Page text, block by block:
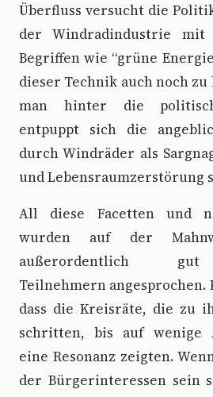
Überfluss versucht die
der Windradindustrie mit
Begriffen wie “grüne
dieser Technik auch noch zu
man hinter die
entpuppt sich die
durch Windräder als
und Lebensraumzerstörung
All diese Facetten und
wurden auf der
außerordentlich
Teilnehmern angesprochen.
dass die Kreisräte, die zu
schritten, bis auf wenige
eine Resonanz zeigten.
der Bürgerinteressen sein